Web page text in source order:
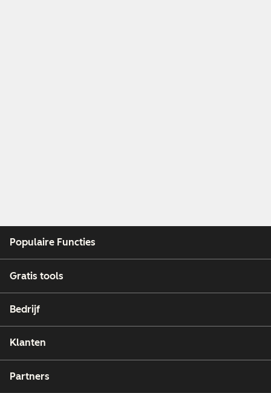
Populaire Functies
Gratis tools
Bedrijf
Klanten
Partners